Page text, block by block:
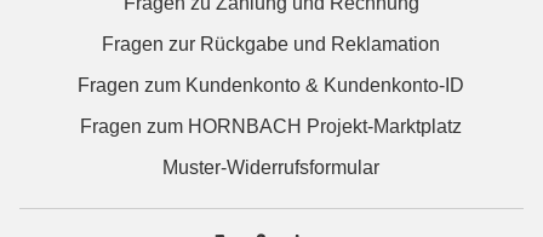
Fragen zur Rückgabe und Reklamation
Fragen zum Kundenkonto & Kundenkonto-ID
Fragen zum HORNBACH Projekt-Marktplatz
Muster-Widerrufsformular